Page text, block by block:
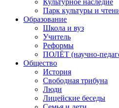
Парк культуры и
Образование
Школа и вуз
Учитель
Реформы
ПОЛЁТ (научно-
Общество
История
Свободная трибуна
Люди
Лицейские беседы